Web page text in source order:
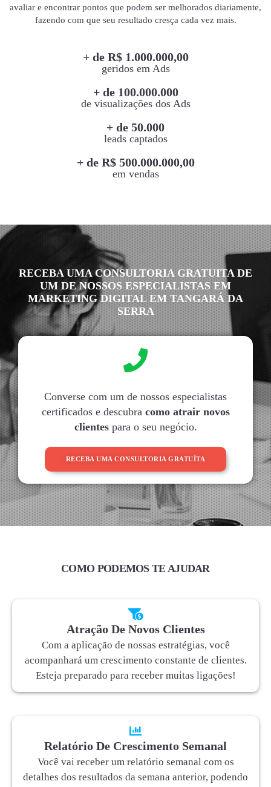
avaliar e encontrar pontos que podem ser melhorados diariamente,
fazendo com que seu resultado cresça cada vez mais.
+ de R$ 1.000.000,00
geridos em Ads
+ de 100.000.000
de visualizações dos Ads
+ de 50.000
leads captados
+ de R$ 500.000.000,00
em vendas
RECEBA UMA CONSULTORIA GRATUITA DE
UM DE NOSSOS ESPECIALISTAS EM
MARKETING DIGITAL EM TANGARÁ DA
SERRA
Converse com um de nossos especialistas
certificados e descubra como atrair novos
clientespara o seu negócio.
RECEBA UMA CONSULTORIA GRATUÍTA
COMO PODEMOS TE AJUDAR
Atração De Novos Clientes
Com a aplicação de nossas estratégias, você
acompanhará um crescimento constante de clientes.
Esteja preparado para receber muitas ligações!
Relatório De Crescimento Semanal
Você vai receber um relatório semanal com os
detalhes dos resultados da semana anterior, podendo